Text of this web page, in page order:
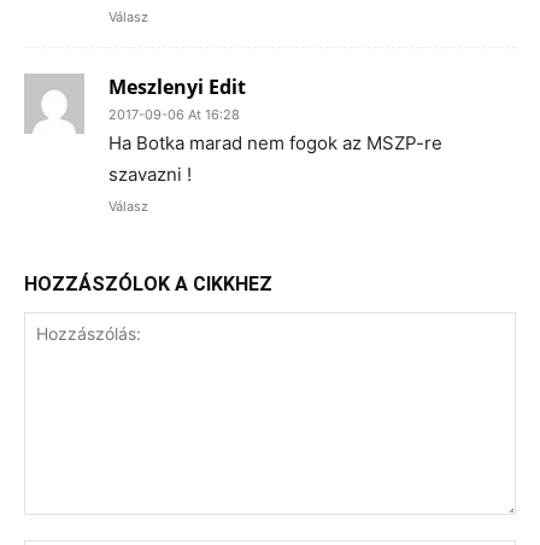
Válasz
Meszlenyi Edit
2017-09-06 At 16:28
Ha Botka marad nem fogok az MSZP-re
szavazni !
Válasz
HOZZÁSZÓLOK A CIKKHEZ